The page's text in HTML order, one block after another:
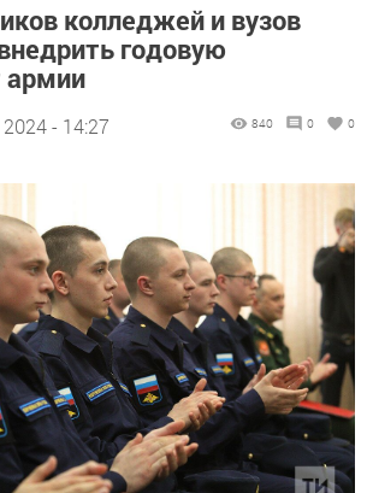
колледжей и вузов
годовую
армии
- 14:27 840 0 0